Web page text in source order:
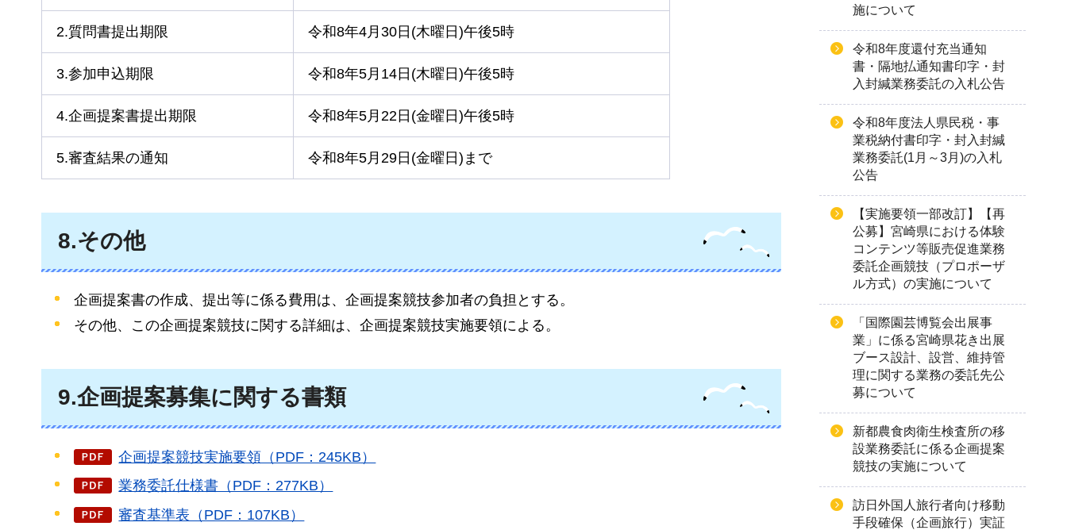
2.質問書提出期限 令和8年4月30日(木曜日)午後5時
3.参加申込期限 令和8年5月14日(木曜日)午後5時
4.企画提案書提出期限 令和8年5月22日(金曜日)午後5時
5.審査結果の通知 令和8年5月29日(金曜日)まで
8.その他
企画提案書の作成、提出等に係る費用は、企画提案競技参加者の負担とする。
その他、この企画提案競技に関する詳細は、企画提案競技実施要領による。
9.企画提案募集に関する書類
企画提案競技実施要領（PDF：245KB）
業務委託仕様書（PDF：277KB）
審査基準表（PDF：107KB）
施について
令和8年度還付充当通知
書・隔地払通知書印字・封
入封緘業務委託の入札公告
令和8年度法人県民税・事
業税納付書印字・封入封緘
業務委託(1月～3月)の入札
公告
【実施要領一部改訂】【再
公募】宮崎県における体験
コンテンツ等販売促進業務
委託企画競技（プロポーザ
ル方式）の実施について
「国際園芸博覧会出展事
業」に係る宮崎県花き出展
ブース設計、設営、維持管
理に関する業務の委託先公
募について
新都農食肉衛生検査所の移
設業務委託に係る企画提案
競技の実施について
訪日外国人旅行者向け移動
手段確保（企画旅行）実証